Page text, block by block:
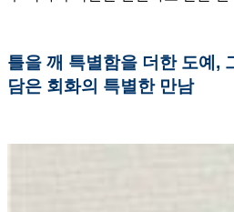
틀을 깨 특별함을 더한 도예,
담은 회화의 특별한 만남